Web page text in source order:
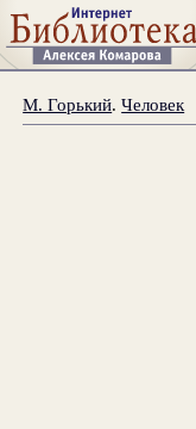
М. Горький.Человек